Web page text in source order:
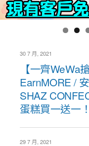
30 7 月, 2021
【一齊WeWa
EarnMORE /
SHAZ
蛋糕買一送一！
29 7 月, 2021